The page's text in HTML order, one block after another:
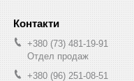
+380 (73) 481-19-91
Отдел продаж
+380 (96) 251-08-51